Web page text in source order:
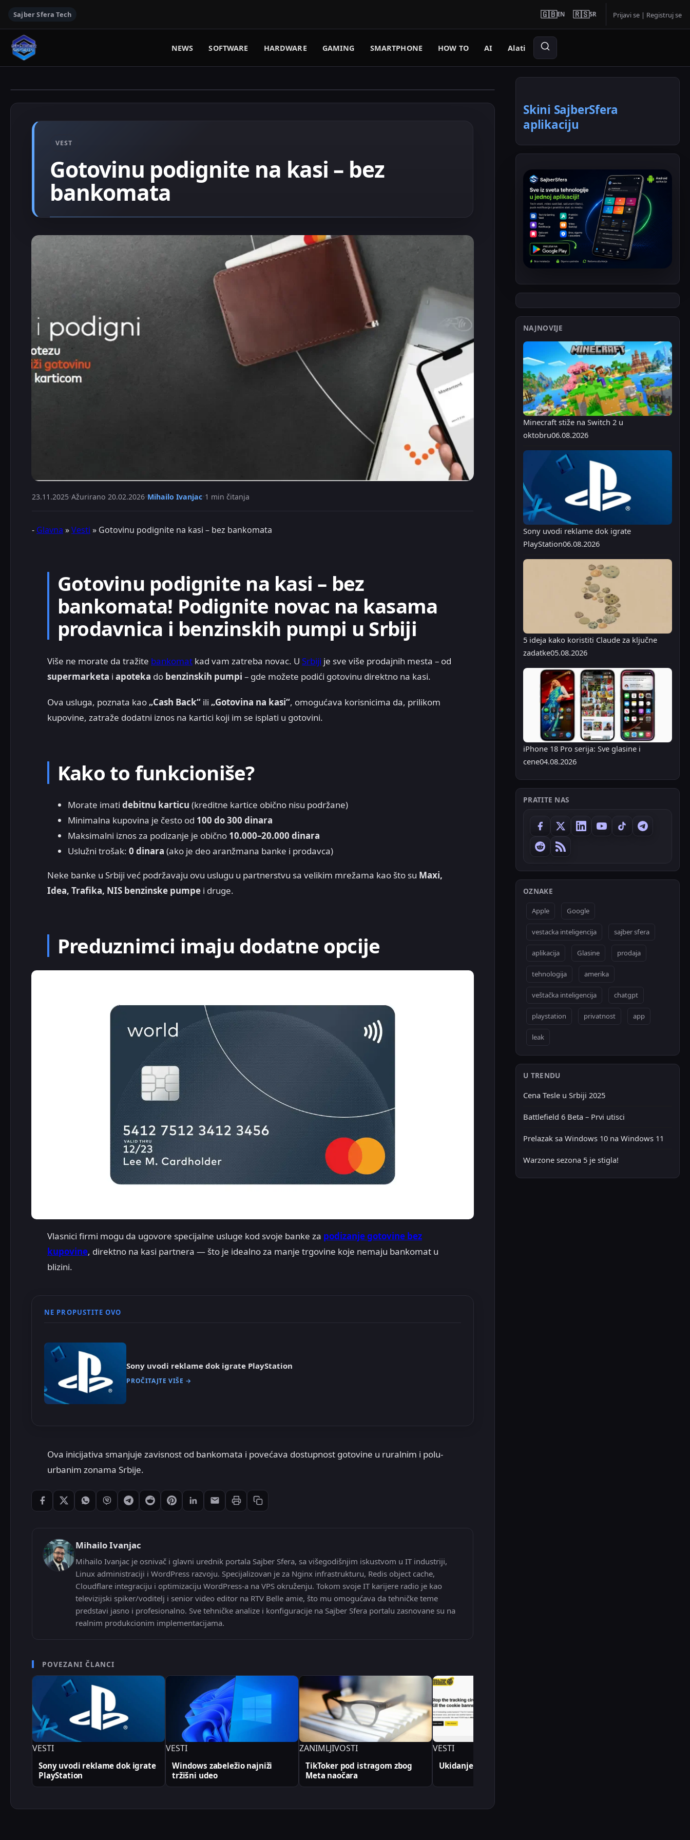
Sajber Sfera Tech 🇬🇧EN 🇷🇸SR Prijavi se | Registruj se
NEWS SOFTWARE HARDWARE GAMING SMARTPHONE HOW TO AI Alati
VEST
Gotovinu podignite na kasi – bez
bankomata
23.11.2025 Ažurirano 20.02.2026 Mihailo Ivanjac 1 min čitanja
- Glavna »Vesti » Gotovinu podignite na kasi – bez bankomata
Gotovinu podignite na kasi – bez
bankomata! Podignite novac na kasama
prodavnica i benzinskih pumpi u Srbiji
Više ne morate da tražite bankomat kad vam zatreba novac. U Srbiji je sve više prodajnih mesta – od
supermarketa i apoteka do benzinskih pumpi – gde možete podići gotovinu direktno na kasi.
Ova usluga, poznata kao„Cash Back“ ili „Gotovina na kasi“, omogućava korisnicima da, prilikom
kupovine, zatraže dodatni iznos na kartici koji im se isplati u gotovini.
Kako to funkcioniše?
Morate imati debitnu karticu (kreditne kartice obično nisu podržane)
Minimalna kupovina je često od 100 do 300 dinara
Maksimalni iznos za podizanje je obično 10.000–20.000 dinara
Uslužni trošak: 0 dinara (ako je deo aranžmana banke i prodavca)
Neke banke u Srbiji već podržavaju ovu uslugu u partnerstvu sa velikim mrežama kao što su Maxi,
Idea, Trafika, NIS benzinske pumpe i druge.
Preduznimci imaju dodatne opcije
Vlasnici firmi mogu da ugovore specijalne usluge kod svoje banke za podizanje gotovine bez
kupovine, direktno na kasi partnera — što je idealno za manje trgovine koje nemaju bankomat u
blizini.
NE PROPUSTITE OVO
Sony uvodi reklame dok igrate PlayStation
PROČITAJTE VIŠE →
Ova inicijativa smanjuje zavisnost od bankomata i povećava dostupnost gotovine u ruralnim i polu-
urbanim zonama Srbije.
Podeli: Facebook
Podeli: XPodeli: WhatsApp
Podeli: Viber
Podeli: Telegram
Podeli: Reddit
Podeli: Pinterest
Podeli: LinkedIn
Podeli: Email
Štampaj članak
Kopiraj link
Mihailo Ivanjac
Mihailo Ivanjac je osnivač i glavni urednik portala Sajber Sfera, sa višegodišnjim iskustvom u IT industriji,
Linux administraciji i WordPress razvoju. Specijalizovan je za Nginx infrastrukturu, Redis object cache,
Cloudflare integraciju i optimizaciju WordPress-a na VPS okruženju. Tokom svoje IT karijere radio je kao
televizijski spiker/voditelj i senior video editor na RTV Belle amie, što mu omogućava da tehničke teme
predstavi jasno i profesionalno. Sve tehničke analize i konfiguracije na Sajber Sfera portalu zasnovane su na
realnim produkcionim implementacijama.
POVEZANI ČLANCI
VESTI
Sony uvodi reklame dok igrate
PlayStation
VESTI
Windows zabeležio najniži
tržišni udeo
ZANIMLJIVOSTI
TikToker pod istragom zbog
Meta naočara
VESTI
Ukidanje Cookie Banera u EU?!
Skini SajberSfera
aplikaciju
NAJNOVIJE
Minecraft stiže na Switch 2 u
oktobru06.08.2026
Sony uvodi reklame dok igrate
PlayStation06.08.2026
5 ideja kako koristiti Claude za ključne
zadatke05.08.2026
iPhone 18 Pro serija: Sve glasine i
cene04.08.2026
PRATITE NAS
OZNAKE
Apple Google
vestacka inteligencija sajber sfera
aplikacija Glasine prodaja
tehnologija amerika
veštačka inteligencija chatgpt
playstation privatnost app
leak
U TRENDU
Cena Tesle u Srbiji 2025
Battlefield 6 Beta – Prvi utisci
Prelazak sa Windows 10 na Windows 11
Warzone sezona 5 je stigla!